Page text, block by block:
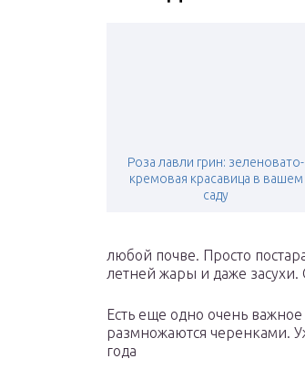
Роза лавли грин: зеленовато-
кремовая красавица в вашем
саду
любой почве. Просто
летней жары и даже
Есть еще одно очень
размножаются черенками.
года